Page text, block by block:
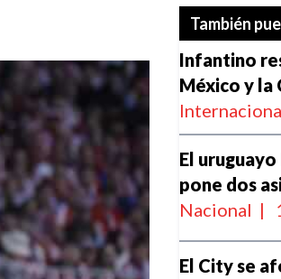
También
Infantino
México y la
El
pone dos
Nacional |
El City se